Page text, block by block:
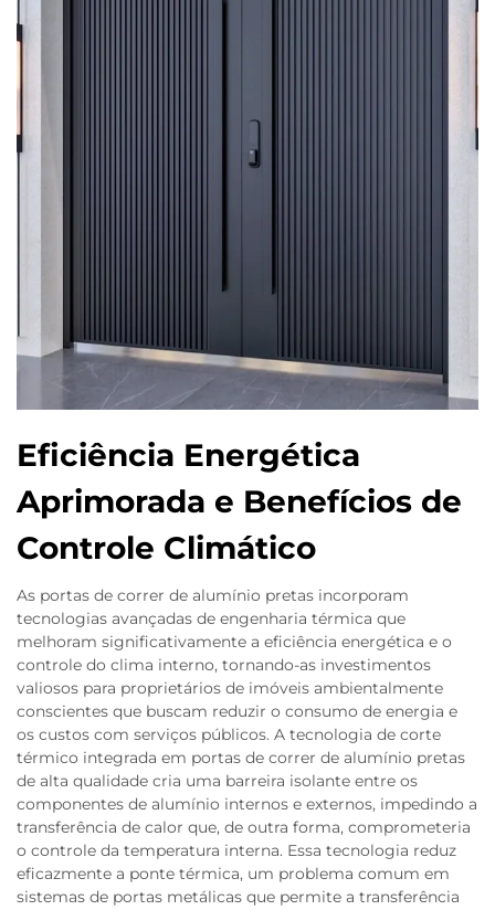
Eficiência Energética
Aprimorada e Benefícios de
Controle Climático
As portas de correr de alumínio pretas incorporam
tecnologias avançadas de engenharia térmica que
melhoram significativamente a eficiência energética e o
controle do clima interno, tornando-as investimentos
valiosos para proprietários de imóveis ambientalmente
conscientes que buscam reduzir o consumo de energia e
os custos com serviços públicos. A tecnologia de corte
térmico integrada em portas de correr de alumínio pretas
de alta qualidade cria uma barreira isolante entre os
componentes de alumínio internos e externos, impedindo a
transferência de calor que, de outra forma, comprometeria
o controle da temperatura interna. Essa tecnologia reduz
eficazmente a ponte térmica, um problema comum em
sistemas de portas metálicas que permite a transferência